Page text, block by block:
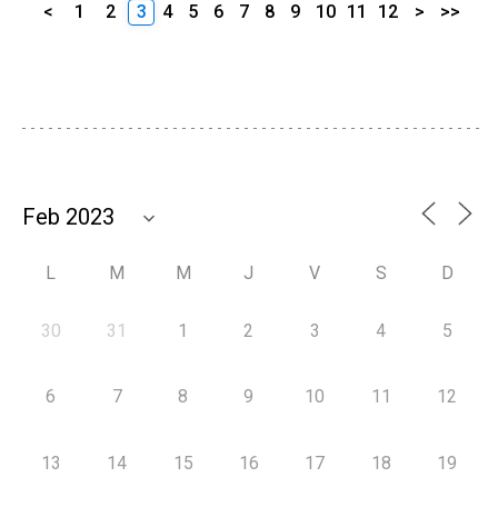
< 1 2 3 4 5 6 7 8 9 10 11 12 > >>
L M M J V S D
30 31 1 2 3 4 5
6 7 8 9 10 11 12
13 14 15 16 17 18 19